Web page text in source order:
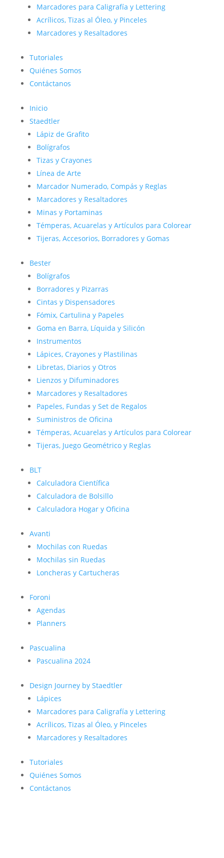
Marcadores para Caligrafía y Lettering
Acrílicos, Tizas al Óleo, y Pinceles
Marcadores y Resaltadores
Tutoriales
Quiénes Somos
Contáctanos
Inicio
Staedtler
Lápiz de Grafito
Bolígrafos
Tizas y Crayones
Línea de Arte
Marcador Numerado, Compás y Reglas
Marcadores y Resaltadores
Minas y Portaminas
Témperas, Acuarelas y Artículos para Colorear
Tijeras, Accesorios, Borradores y Gomas
Bester
Bolígrafos
Borradores y Pizarras
Cintas y Dispensadores
Fómix, Cartulina y Papeles
Goma en Barra, Líquida y Silicón
Instrumentos
Lápices, Crayones y Plastilinas
Libretas, Diarios y Otros
Lienzos y Difuminadores
Marcadores y Resaltadores
Papeles, Fundas y Set de Regalos
Suministros de Oficina
Témperas, Acuarelas y Artículos para Colorear
Tijeras, Juego Geométrico y Reglas
BLT
Calculadora Científica
Calculadora de Bolsillo
Calculadora Hogar y Oficina
Avanti
Mochilas con Ruedas
Mochilas sin Ruedas
Loncheras y Cartucheras
Foroni
Agendas
Planners
Pascualina
Pascualina 2024
Design Journey by Staedtler
Lápices
Marcadores para Caligrafía y Lettering
Acrílicos, Tizas al Óleo, y Pinceles
Marcadores y Resaltadores
Tutoriales
Quiénes Somos
Contáctanos